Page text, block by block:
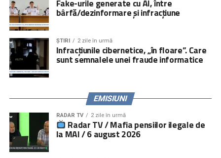
activități directe, iar peste5.000.000 de persoane
campanii media și online.
Serviciile de consiliere psihologică și juridică pot fi
accesate prin linia telefonică021.224.24.52
platforma
www.copiisinguriacasa.ro.
Comunicat „Salvați Copiii” România
Fake-urile generate cu AI, între
bârfă/dezinformare și infracțiune
ȘTIRI 2 zile în urmă
Infracțiunile cibernetice, „în floare”. Care
sunt semnalele unei fraude informatice
EMISIUNI
RADAR TV 2 zile în urmă
Radar TV / Mafia pensiilor ilegale de
la MAI / 6 august 2026